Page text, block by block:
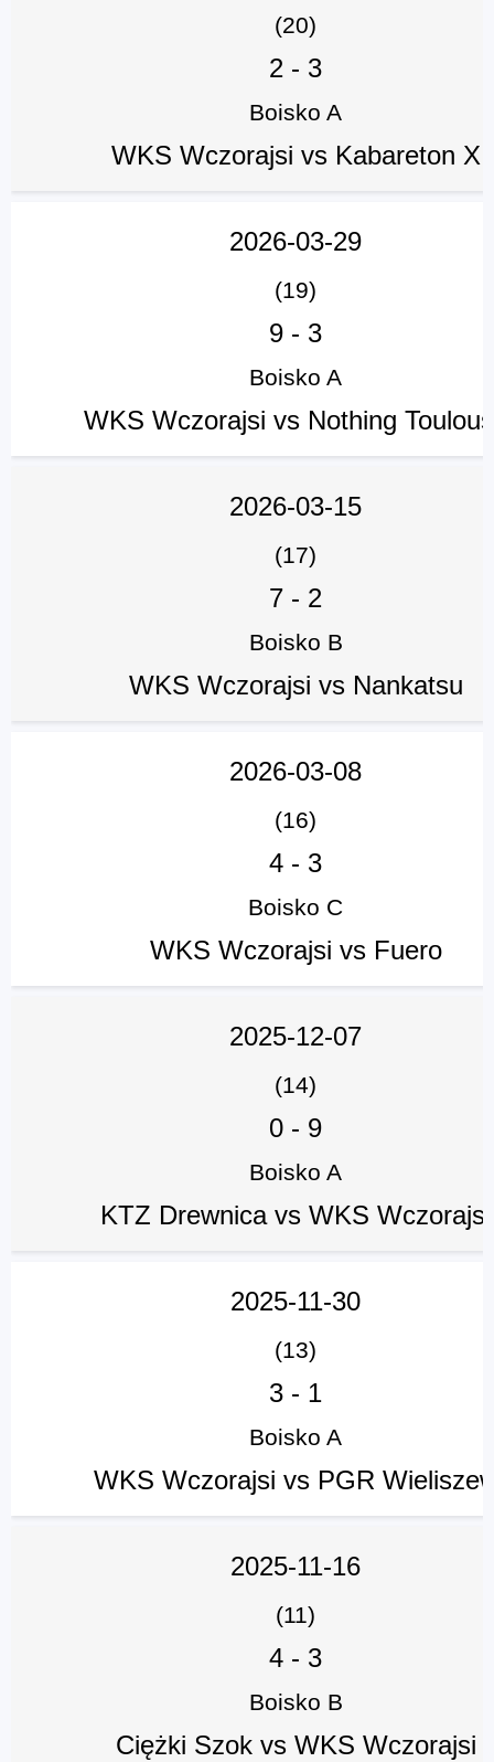
(20)
2 - 3
Boisko A
WKS Wczorajsi vs Kabareton X
2026-03-29
(19)
9 - 3
Boisko A
WKS Wczorajsi vs Nothing
2026-03-15
(17)
7 - 2
Boisko B
WKS Wczorajsi vs Nankatsu
2026-03-08
(16)
4 - 3
Boisko C
WKS Wczorajsi vs Fuero
2025-12-07
(14)
0 - 9
Boisko A
KTZ Drewnica vs WKS Wczorajsi
2025-11-30
(13)
3 - 1
Boisko A
WKS Wczorajsi vs PGR
2025-11-16
(11)
4 - 3
Boisko B
Ciężki Szok vs WKS Wczorajsi